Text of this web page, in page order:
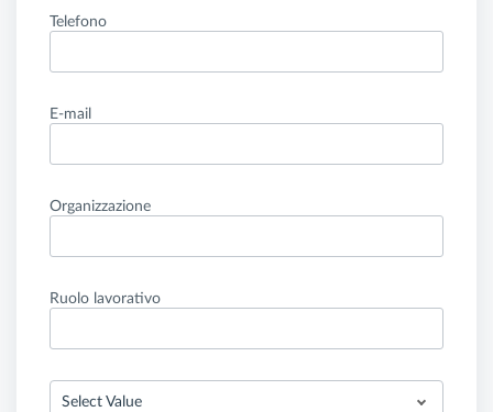
Telefono
E-mail
Organizzazione
Ruolo lavorativo
Select Value